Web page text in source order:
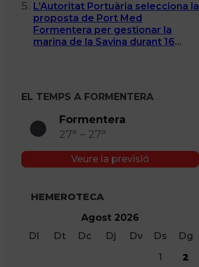
L’Autoritat Portuària selecciona la
proposta de Port Med
Formentera per gestionar la
marina de la Savina durant 16
EL TEMPS A FORMENTERA
Formentera
27° – 27°
Veure la previsió
HEMEROTECA
Agost 2026
Dl
Dt Dc Dj Dv Ds
Dg
1
2